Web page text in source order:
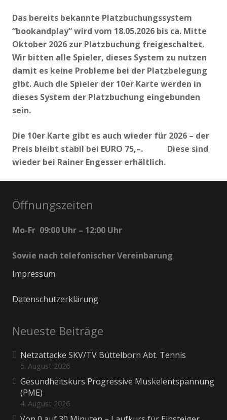
Das bereits bekannte Platzbuchungssystem
“bookandplay“ wird vom 18.05.2026 bis ca. Mitte
Oktober 2026 zur Platzbuchung freigeschaltet.
Wir bitten alle Spieler, dieses System zu nutzen
damit es keine Probleme bei der Platzbelegung
gibt. Auch die Spieler der 10er Karte werden in
dieses System der Platzbuchung eingebunden
sein.
Die 10er Karte gibt es auch wieder für 2026 – der
Preis bleibt stabil bei EURO 75,–. Diese sind
wieder bei Rainer Engesser erhältlich.
Öffnungszeiten
Mo-Fr 09:00 Uhr – 12:00 Uhr
Sowie nach telefonischer Vereinbarung
Impressum
Datenschutzerklärung
Neueste Beiträge
Netzattacke SKV/TV Büttelborn Abt. Tennis
5. August 2026
Gesundheitskurs Progressive Muskelentspannung
(PME)
4. August 2026